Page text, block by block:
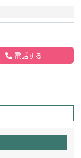
電話する